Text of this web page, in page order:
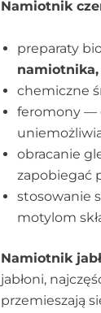
Namiotnik
preparaty
namiotnika,
chemiczne
feromony —
obracanie
zapobiegać
stosowanie
motylom
Namiotnik
jabłoni,
przemieszają